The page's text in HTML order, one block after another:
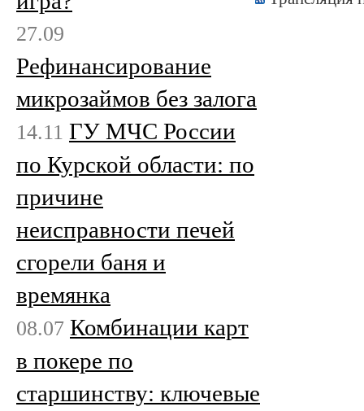
27.09
Рефинансирование
микрозаймов без залога
14.11 ГУ МЧС России
по Курской области: по
причине
неисправности печей
сгорели баня и
времянка
08.07 Комбинации карт
в покере по
старшинству: ключевые